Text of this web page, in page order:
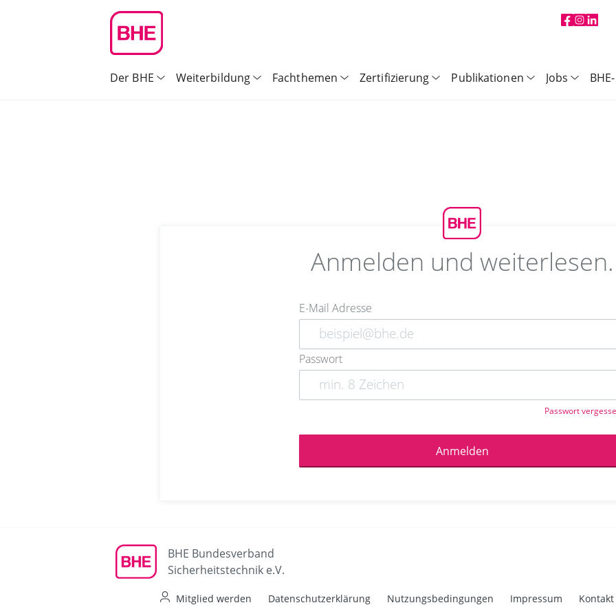
Der BHE Weiterbildung Fachthemen Zertifizierung Publikationen Jobs
Anmelden und weiterlesen.
E-Mail Adresse
Passwort
Passwort
Anmelden
BHE Bundesverband
Sicherheitstechnik e.V.
Mitglied werden Datenschutzerklärung Nutzungsbedingungen Impressum Kontakt